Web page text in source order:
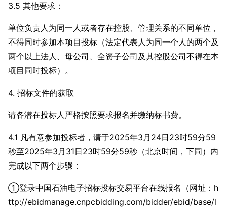
3.5 其他要求：
单位负责人为同一人或者存在控股、管理关系的不同单位，
不得同时参加本项目投标（法定代表人为同一个人的两个及
两个以上法人、母公司、全资子公司及其控股公司不得在本
项目同时投标）。
4. 招标文件的获取
请各潜在投标人严格按照要求报名并缴纳标书费。
4.1 凡有意参加投标者，请于2025年3月24日23时59分59
秒至2025年3月31日23时59分59秒（北京时间，下同）内
完成以下两个步骤：
①登录中国石油电子招标投标交易平台在线报名（网址：h
ttp://ebidmanage.cnpcbidding.com/bidder/ebid/base/l